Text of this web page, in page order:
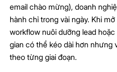
email chào mừng), doanh
hành chỉ trong vài ngày. Khi
workflow nuôi dưỡng lead
gian có thể kéo dài hơn nhưng
theo từng giai đoạn.